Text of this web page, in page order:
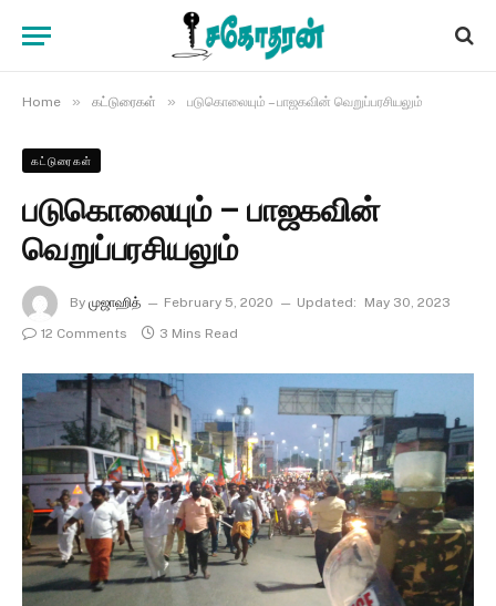
Home » கட்டுரைகள் » படுகொலையும் – பாஜகவின் வெறுப்பரசியலும்
கட்டுரைகள்
படுகொலையும் – பாஜகவின்
வெறுப்பரசியலும்
By முஜாஹித் February 5, 2020 Updated:
May 30, 2023
12 Comments
3 Mins Read